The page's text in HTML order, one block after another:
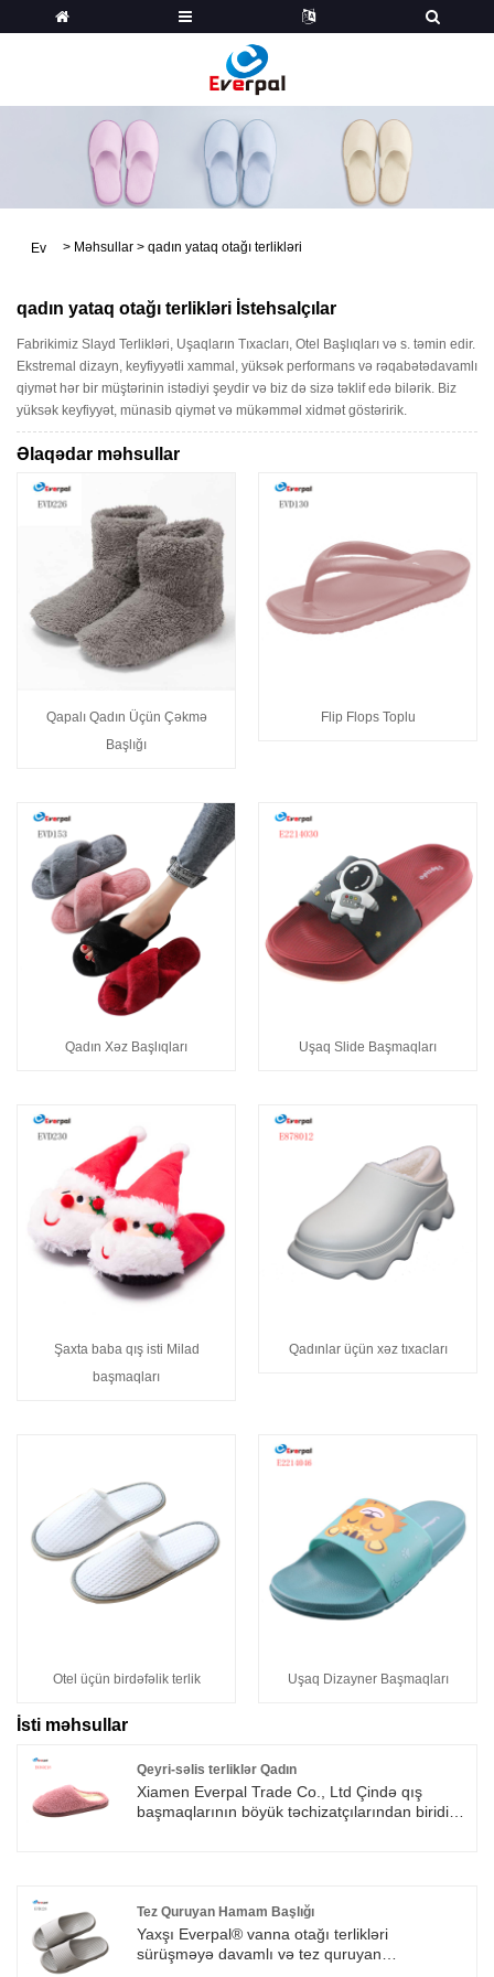
Ev > Məhsullar > qadın yataq otağı terlikləri
qadın yataq otağı terlikləri İstehsalçılar
Fabrikimiz Slayd Terlikləri, Uşaqların Tıxacları, Otel Başlıqları və s. təmin edir.
Ekstremal dizayn, keyfiyyətli xammal, yüksək performans və rəqabətədavamlı
qiymət hər bir müştərinin istədiyi şeydir və biz də sizə təklif edə bilərik. Biz
yüksək keyfiyyət, münasib qiymət və mükəmməl xidmət göstəririk.
Əlaqədar məhsullar
Qapalı Qadın Üçün Çəkmə
Başlığı
Flip Flops Toplu
Qadın Xəz Başlıqları Uşaq Slide Başmaqları
Şaxta baba qış isti Milad
başmaqları
Qadınlar üçün xəz tıxacları
Otel üçün birdəfəlik terlik Uşaq Dizayner Başmaqları
İsti məhsullar
Qeyri-səlis terliklər Qadın
Xiamen Everpal Trade Co., Ltd Çində qış
başmaqlarının böyük təchizatçılarından biridir,
saxlamaqdan xoş gəlmisiniz.
Tez Quruyan Hamam Başlığı
Yaxşı Everpal® vanna otağı terlikləri
sürüşməyə davamlı və tez quruyan